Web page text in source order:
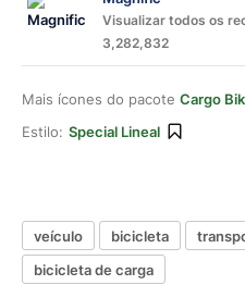
Visualizar todos os
3,282,832
Mais ícones do pacote Cargo
Estilo: Special Lineal
veículo bicicleta
bicicleta de carga